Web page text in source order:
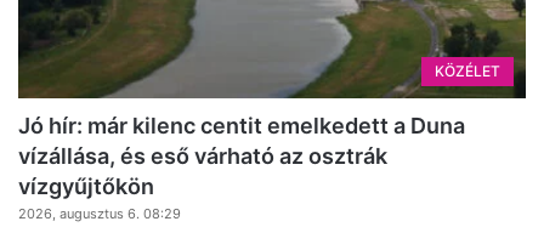
KÖZÉLET
Jó hír: már kilenc centit emelkedett a Duna
vízállása, és eső várható az osztrák
vízgyűjtőkön
2026, augusztus 6. 08:29